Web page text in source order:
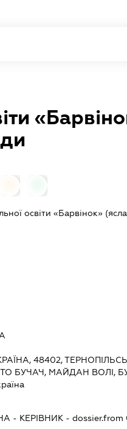
освіти «Барвінок»
48402,
БУЧАЧ, МАЙДАН ВОЛІ,
- КЕРІВНИК - dossier.from